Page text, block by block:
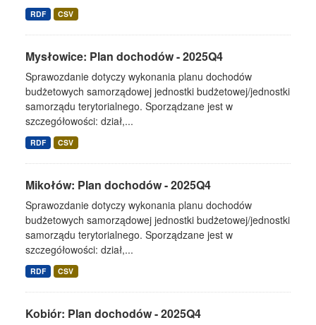
RDF CSV
Mysłowice: Plan dochodów - 2025Q4
Sprawozdanie dotyczy wykonania planu dochodów
budżetowych samorządowej jednostki budżetowej/jednostki
samorządu terytorialnego. Sporządzane jest w
szczegółowości: dział,...
RDF CSV
Mikołów: Plan dochodów - 2025Q4
Sprawozdanie dotyczy wykonania planu dochodów
budżetowych samorządowej jednostki budżetowej/jednostki
samorządu terytorialnego. Sporządzane jest w
szczegółowości: dział,...
RDF CSV
Kobiór: Plan dochodów - 2025Q4